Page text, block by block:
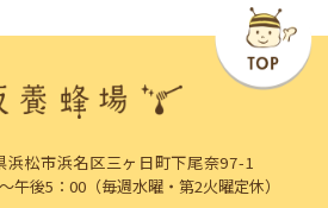
浜松市浜名区三ヶ日町下尾奈97-1
午後5：00（毎週水曜・第2火曜定休）